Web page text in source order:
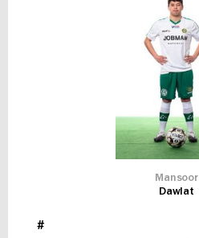
Mansoor
Dawlat
#